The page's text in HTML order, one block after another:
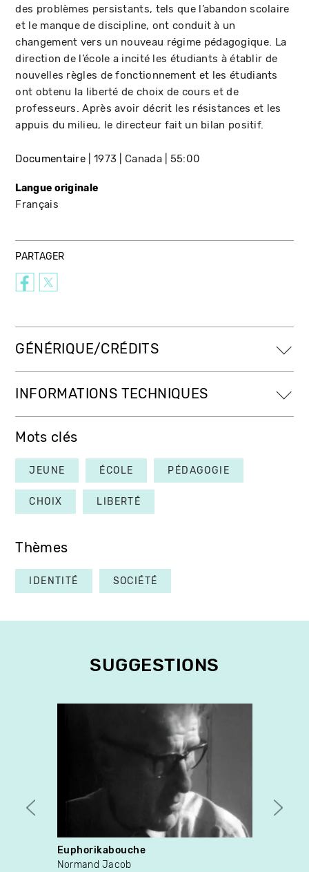
des problèmes persistants, tels que l’abandon scolaire
et le manque de discipline, ont conduit à un
changement vers un nouveau régime pédagogique. La
direction de l’école a incité les étudiants à établir de
nouvelles règles de fonctionnement et les étudiants
ont obtenu la liberté de choix de cours et de
professeurs. Après avoir décrit les résistances et les
appuis du milieu, le directeur fait un bilan positif.
Documentaire 1973 Canada 55:00
Langue originale
Français
PARTAGER
GÉNÉRIQUE/CRÉDITS
INFORMATIONS TECHNIQUES
Mots clés
JEUNE ÉCOLE PÉDAGOGIE
CHOIX LIBERTÉ
Thèmes
IDENTITÉ SOCIÉTÉ
SUGGESTIONS
Euphorikabouche
Normand Jacob